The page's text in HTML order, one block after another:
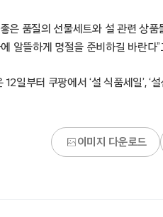
은 품질의 선물세트와 설 관련 상
알뜰하게 명절을 준비하길 바란다”
일부터 쿠팡에서 ‘설 식품세일’, ‘
이미지 다운로드